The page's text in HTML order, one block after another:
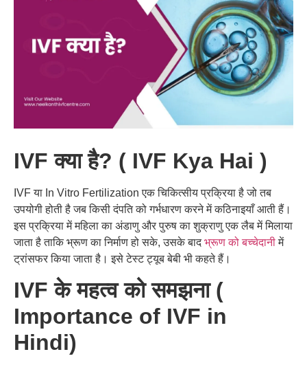
IVF क्या है? ( IVF Kya Hai )
IVFया In Vitro Fertilizationएक चिकित्सीय प्रक्रिया है जो तब
उपयोगी होती है जब किसी दंपति को गर्भधारण करने में कठिनाइयाँ आती हैं।
इस प्रक्रिया में महिला का अंडाणु और पुरुष का शुक्राणु एक लैब में मिलाया
जाता है ताकि भ्रूण का निर्माण हो सके,उसके बाद भ्रूण को बच्चेदानीमें
ट्रांसफर किया जाता है। इसे टेस्ट ट्यूब बेबी भी कहते हैं।
IVF के महत्व को समझना (
Importance of IVF in
Hindi)